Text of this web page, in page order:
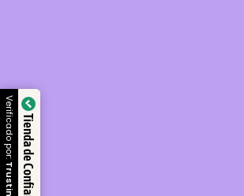
Tienda de Confianza
Verificado por: